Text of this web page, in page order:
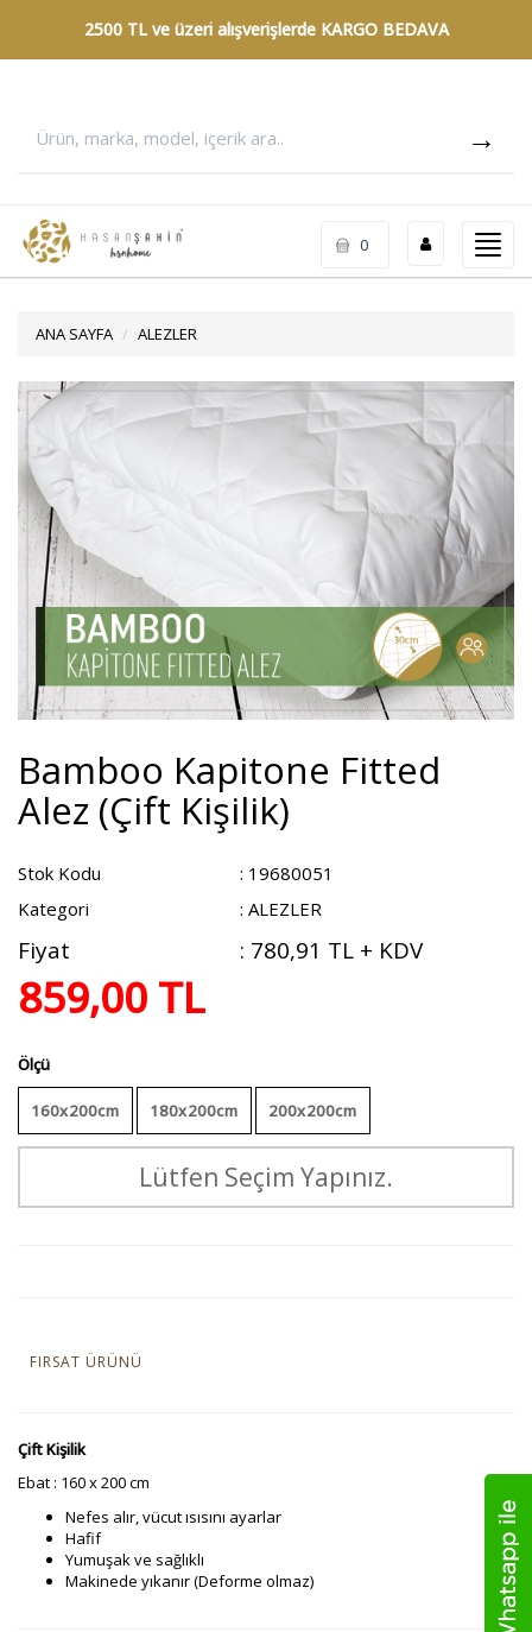
2500 TL ve üzeri alışverişlerde KARGO BEDAVA
0
ANA SAYFA ALEZLER
Bamboo Kapitone Fitted
Alez (Çift Kişilik)
Stok Kodu
: 19680051
Kategori
: ALEZLER
Fiyat : 780,91 TL + KDV
859,00 TL
Ölçü
160x200cm 180x200cm 200x200cm
Lütfen Seçim Yapınız.
FIRSAT ÜRÜNÜ
Çift Kişilik
Ebat : 160 x 200 cm
Nefes alır, vücut ısısını ayarlar
Hafif
Yumuşak ve sağlıklı
Makinede yıkanır (Deforme olmaz)